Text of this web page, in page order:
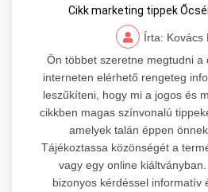
Cikk marketing tippek
Írta: Kovács
Ön többet szeretne megtudni a
interneten elérhető rengeteg
leszűkíteni, hogy mi a jogos és
cikkben magas színvonalú
amelyek talán éppen
Tájékoztassa közönségét a
vagy egy online
bizonyos kérdéssel informatív